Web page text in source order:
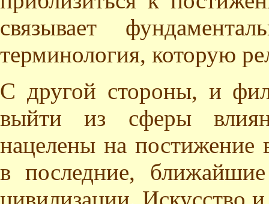
связывает
терминология, которую
С другой стороны, и
выйти из сферы
нацелены на
в последние,